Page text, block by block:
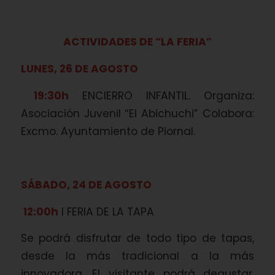
ACTIVIDADES DE “LA FERIA”
LUNES, 26 DE AGOSTO
19:30h ENCIERRO INFANTIL. Organiza:
Asociación Juvenil “El Abichuchi” Colabora:
Excmo. Ayuntamiento de Piornal.
SÁBADO, 24 DE AGOSTO
12:00h I FERIA DE LA TAPA
Se podrá disfrutar de todo tipo de tapas,
desde la más tradicional a la más